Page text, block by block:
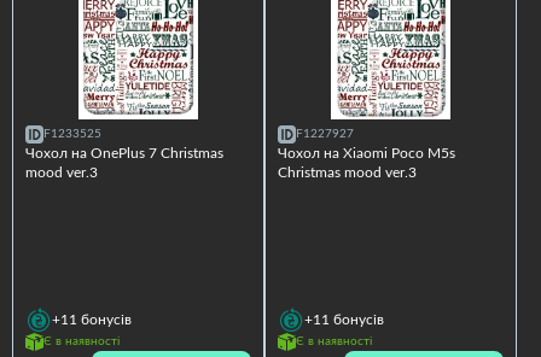
F1233525
Чохол на OnePlus 7 Christmas
mood ver.3
+11 бонусів
Є в наявності
F1227927
Чохол на Xiaomi Poco M5s
Christmas mood ver.3
+11 бонусів
Є в наявності